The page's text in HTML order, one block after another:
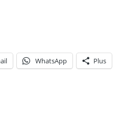
WhatsApp Plus